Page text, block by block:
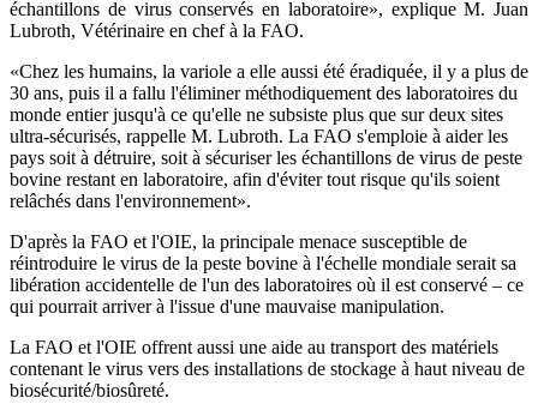
échantillons de virus conservés en laboratoire», explique M. Juan
Lubroth, Vétérinaire en chef à la FAO.
«Chez les humains, la variole a elle aussi été éradiquée, il y a plus de
30 ans, puis il a fallu l'éliminer méthodiquement des laboratoires du
monde entier jusqu'à ce qu'elle ne subsiste plus que sur deux sites
ultra-sécurisés, rappelle M. Lubroth. La FAO s'emploie à aider les
pays soit à détruire, soit à sécuriser les échantillons de virus de peste
bovine restant en laboratoire, afin d'éviter tout risque qu'ils soient
relâchés dans l'environnement».
D'après la FAO et l'OIE, la principale menace susceptible de
réintroduire le virus de la peste bovine à l'échelle mondiale serait sa
libération accidentelle de l'un des laboratoires où il est conservé – ce
qui pourrait arriver à l'issue d'une mauvaise manipulation.
La FAO et l'OIE offrent aussi une aide au transport des matériels
contenant le virus vers des installations de stockage à haut niveau de
biosécurité/biosûreté.